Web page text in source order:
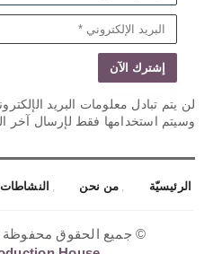
لن يتم تبادل معلومات البريد
وسيتم استخدامها فقط لإرسال آخر
الرئيسيّة من نحن النشاطات
© جميع الحقوق محفوظة 2013، تصميم وبرمجة